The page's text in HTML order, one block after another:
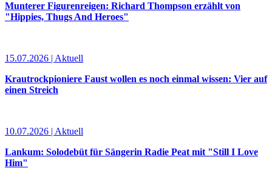
Munterer Figurenreigen: Richard Thompson erzählt von
"Hippies, Thugs And Heroes"
15.07.2026 | Aktuell
Krautrockpioniere Faust wollen es noch einmal wissen: Vier auf
einen Streich
10.07.2026 | Aktuell
Lankum: Solodebüt für Sängerin Radie Peat mit "Still I Love
Him"